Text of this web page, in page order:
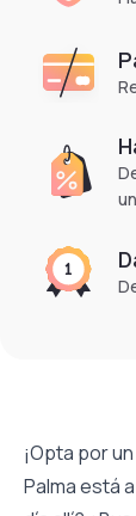
¡Opta por
Palma está